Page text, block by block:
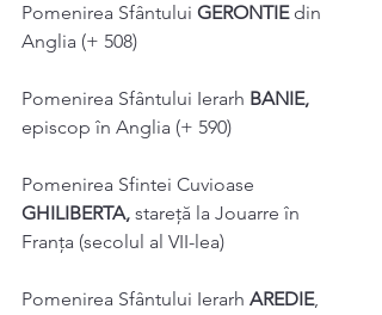
Pomenirea Sfântului GERONTIE din
Anglia (+ 508)
Pomenirea Sfântului Ierarh BANIE,
episcop în Anglia (+ 590)
Pomenirea Sfintei Cuvioase
GHILIBERTA, stareţă la Jouarre în
Franţa (secolul al VII-lea)
Pomenirea Sfântului Ierarh AREDIE,